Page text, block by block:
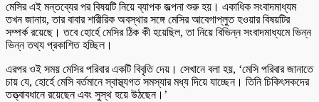
মেসির এই মন্তব্যের পর বিষয়টি নিয়ে ব্যাপক জল্পনা শুরু হয়। একাধিক সংবাদমাধ্যম
তখন জানায়, তার বাবার শারীরিক অবস্থার সঙ্গে মেসির আবেগাপ্লুত হওয়ার বিষয়টির
সম্পর্ক রয়েছে। তবে হোর্হে মেসির ঠিক কী হয়েছিল, তা নিয়ে বিভিন্ন সংবাদমাধ্যমে ভিন্ন
ভিন্ন তথ্য প্রকাশিত হচ্ছিল।
এরপর ওই সময় মেসির পরিবার একটি বিবৃতি দেয়। সেখানে বলা হয়, ‘মেসি পরিবার জানাতে
চায় যে, হোর্হে মেসি বর্তমানে স্বাস্থ্যগত সমস্যার মধ্য দিয়ে যাচ্ছেন। তিনি চিকিৎসকদের
তত্ত্বাবধানে রয়েছেন এবং সুস্থ হয়ে উঠছেন।’